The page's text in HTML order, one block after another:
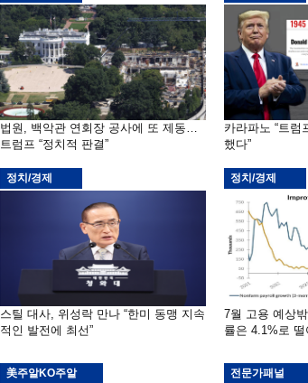
법원, 백악관 연회장 공사에 또 제동…
트럼프 “정치적 판결”
카라파노 “트럼
했다”
정치/경제
스틸 대사, 위성락 만나 “한미 동맹 지속
적인 발전에 최선”
정치/경제
7월 고용 예상
률은 4.1%로 떨
美주알KO주알 전문가패널